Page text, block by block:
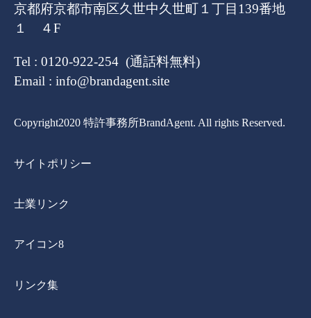
京都府京都市南区久世中久世町１丁目139番地
１ ４F
Tel : 0120-922-254 (通話料無料)
Email : info@brandagent.site
Copyright2020 特許事務所BrandAgent. All rights Reserved.
サイトポリシー
士業リンク
アイコン8
リンク集